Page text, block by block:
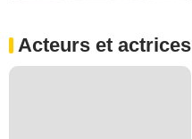
Acteurs et actrices